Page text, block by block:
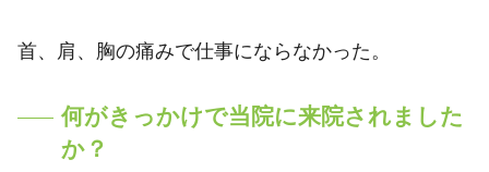
首、肩、胸の痛みで仕事にならなかった。
何がきっかけで当院に来院されました
か？